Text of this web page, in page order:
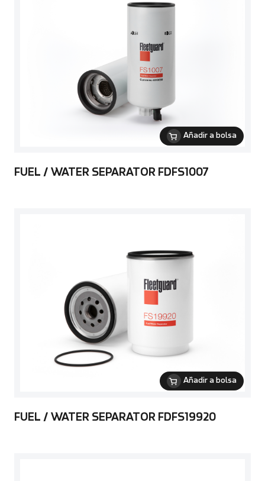
Añadir a bolsa
FUEL / WATER SEPARATOR FDFS1007
Añadir a bolsa
FUEL / WATER SEPARATOR FDFS19920